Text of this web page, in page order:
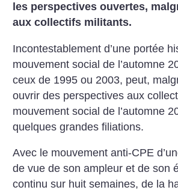
les perspectives ouvertes,
aux collectifs militants.
Incontestablement d’une portée
mouvement social de l’automne
ceux de 1995 ou 2003, peut,
ouvrir des perspectives aux
mouvement social de l’automne
quelques grandes filiations.
Avec le mouvement anti-CPE
de vue de son ampleur et de son
continu sur huit semaines, de la